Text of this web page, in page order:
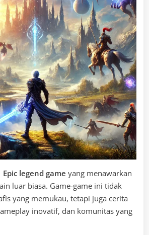
Epic legend game yang menawarkan
luar biasa. Game-game ini tidak
yang memukau, tetapi juga cerita
inovatif, dan komunitas yang